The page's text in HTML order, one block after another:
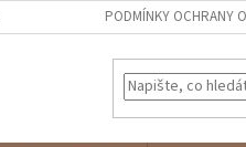
PODMÍNKY OCHRANY